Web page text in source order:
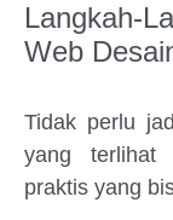
Langkah-
Web
Tidak perlu
yang terlihat
praktis yang